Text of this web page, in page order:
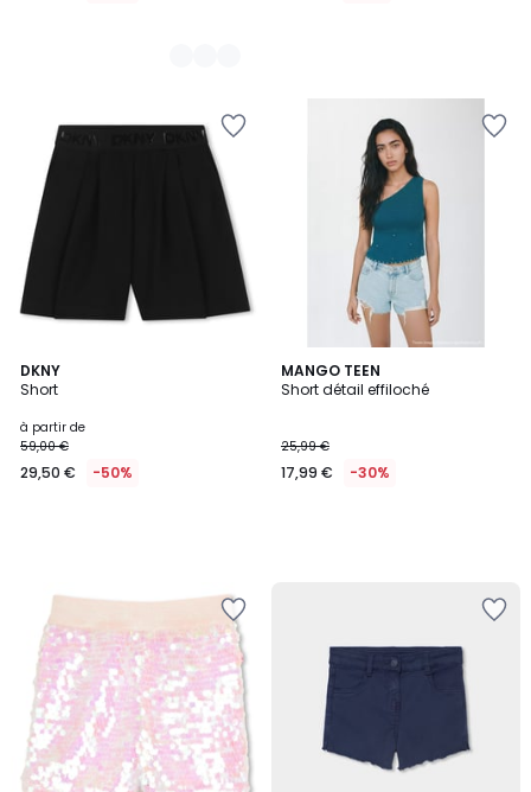
DKNY
Short
à partir de
59,00 €
29,50 € -50%
MANGO TEEN
Short détail effiloché
25,99 €
17,99 € -30%